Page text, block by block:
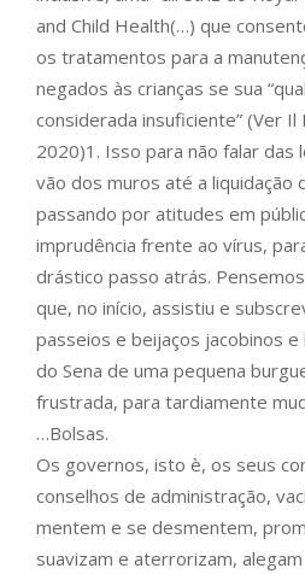
and Child Health(…) que
os tratamentos para a
negados às crianças se sua
considerada insuficiente” (Ver
2020)1. Isso para não falar das
vão dos muros até a liquidação
passando por atitudes em
imprudência frente ao vírus,
drástico passo atrás.
que, no início, assistiu e
passeios e beijaços jacobinos
do Sena de uma pequena
frustrada, para tardiamente
…Bolsas.
Os governos, isto è, os seus
conselhos de administração,
mentem e se desmentem,
suavizam e aterrorizam,